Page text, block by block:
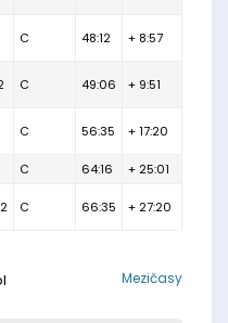
C 48:12 + 8:57
C 49:06 + 9:51
C 56:35 + 17:20
C 64:16 + 25:01
C 66:35 + 27:20
Mezičasy